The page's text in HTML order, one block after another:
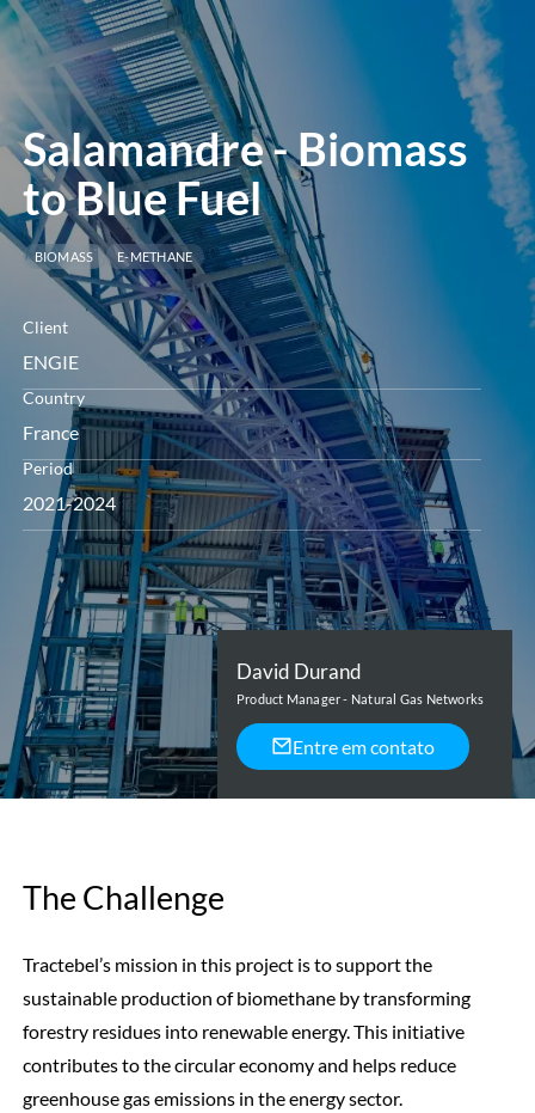
menu
Salamandre - Biomass
to Blue Fuel
BIOMASS E-METHANE
Client
ENGIE
Country
France
Period
2021-2024
David Durand
Product Manager - Natural Gas Networks
Entre em contato
The Challenge
Tractebel’s mission in this project is to support the
sustainable production of biomethane by transforming
forestry residues into renewable energy. This initiative
contributes to the circular economy and helps reduce
greenhouse gas emissions in the energy sector.